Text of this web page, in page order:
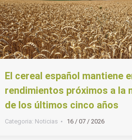
El cereal español mantiene
rendimientos próximos a la
de los últimos cinco años
Categoria: Noticias 16 / 07 / 2026